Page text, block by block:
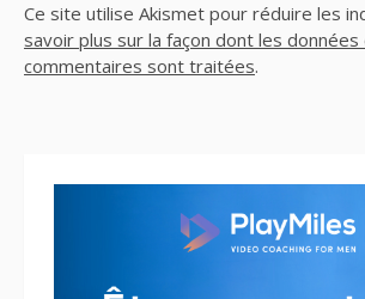
Ce site utilise Akismet pour réduire les
savoir plus sur la façon dont les données
commentaires sont traitées.